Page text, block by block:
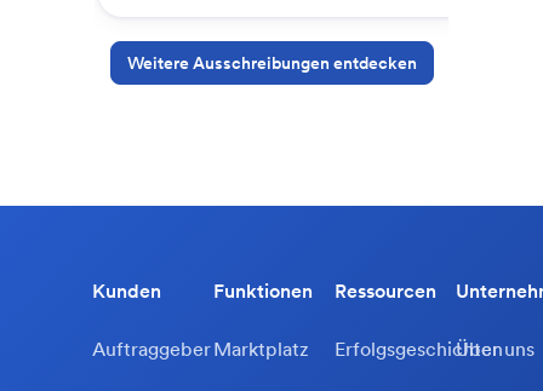
Weitere Ausschreibungen entdecken
Kunden
Auftraggeber
Funktionen
Marktplatz
Ressourcen
Erfolgsgeschichten
Über uns